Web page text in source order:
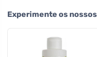
Experimente os